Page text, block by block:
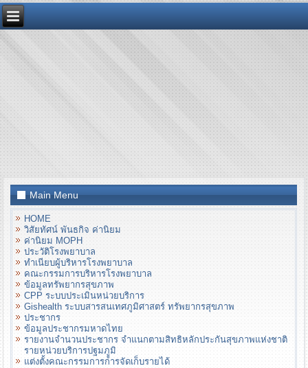
Main Menu
HOME
วิสัยทัศน์ พันธกิจ ค่านิยม
ค่านิยม MOPH
ประวัติโรงพยาบาล
ทำเนียบผู้บริหารโรงพยาบาล
คณะกรรมการบริหารโรงพยาบาล
ข้อมูลทรัพยากรสุขภาพ
CPP ระบบประเมินหน่วยบริการ
Gishealth ระบบสารสนเทศภูมิศาสตร์ ทรัพยากรสุขภาพ
ประชากร
ข้อมูลประชากรมหาดไทย
รายงานจำนวนประชากร จำแนกตามสิทธิหลักประกันสุขภาพแห่งชาติ
รายหน่วยบริการปฐมภููมิ
แต่งตั้งคณะกรรมการการจัดเก็บรายได้